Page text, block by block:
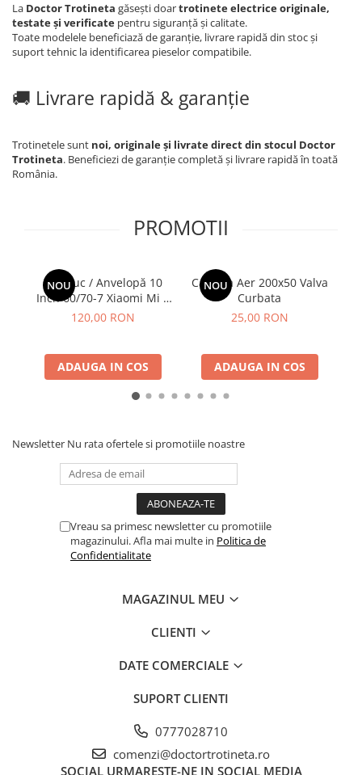
https://www.doctortrotineta.ro/plata-
tbi?
forceOriginalForEdit=1&preview=00681
La Doctor Trotineta găsești doartrotinete electrice originale,
testate și verificate pentru siguranță și calitate.
Toate modelele beneficiază de garanție, livrare rapidă din stoc și
suport tehnic la identificarea pieselor compatibile.
🚚 Livrare rapidă & garanție
Trotinetele sunt noi, originale și livrate direct din stocul Doctor
Trotineta. Beneficiezi de garanție completă și livrare rapidă în toată
România.
PROMOTII
NOU
Cauciuc / Anvelopă 10
Inch 60/70-7 Xiaomi Mi 4
Pro
120,00 RON
ADAUGA IN COS
NOU
Camera Aer 200x50 Valva
Curbata
25,00 RON
ADAUGA IN COS
Newsletter Nu rata ofertele si promotiile noastre
Vreau sa primesc newsletter cu promotiile
magazinului. Afla mai multe in Politica de
Confidentialitate
MAGAZINUL MEU
CLIENTI
DATE COMERCIALE
SUPORT CLIENTI
0777028710
comenzi@doctortrotineta.ro
SOCIAL URMARESTE-NE IN SOCIAL MEDIA